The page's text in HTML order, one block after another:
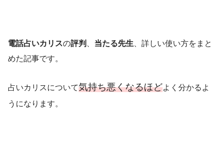
電話占いカリスの評判 当たる先生 、詳しい使い方をまと
めた記事です。
占いカリスについて気持ち悪くなるほどよく分かるよ
うになります。